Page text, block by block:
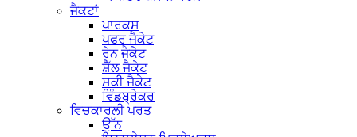
ਜੈਕਟਾਂ
ਪਾਰਕਸ
ਪਫਰ ਜੈਕੇਟ
ਰੇਨ ਜੈਕੇਟ
ਸ਼ੈੱਲ ਜੈਕੇਟ
ਸਕੀ ਜੈਕੇਟ
ਵਿੰਡਬ੍ਰੇਕਰ
ਵਿਚਕਾਰਲੀ ਪਰਤ
ਉੱਨ